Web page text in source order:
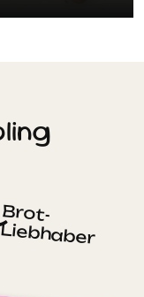
Brot-
Liebhaber